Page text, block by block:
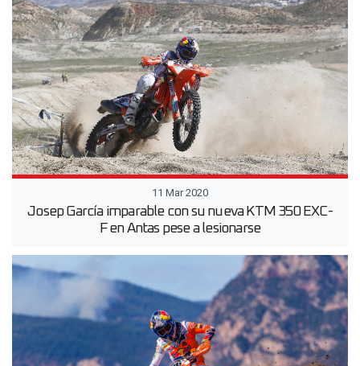
11 Mar 2020
Josep García imparable con su nueva KTM 350 EXC-
F en Antas pese a lesionarse